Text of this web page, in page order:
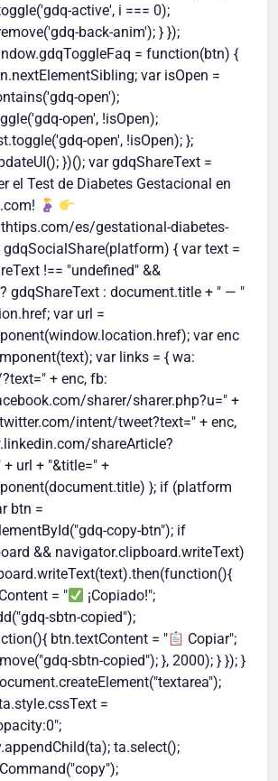
active', i === 0);
back-anim'); } });
= function(btn) {
var isOpen =
open');
open', !isOpen);
open', !isOpen); };
})(); var gdqShareText =
el Test de Diabetes Gestacional en
es/gestational-diabetes-
{ var text =
!== "undefined" &&
gdqShareText : document.title + " — "
var url =
var enc
var links = { wa:
+ enc, fb:
sharer/sharer.php?u=" +
intent/tweet?text=" + enc,
shareArticle?
url + "&title=" +
}; if (platform
btn =
copy-btn"); if
&& navigator.clipboard.writeText)
= "
¡Copiado!";
sbtn-copied");
btn.textContent = "
Copiar";
sbtn-copied"); }, 2000); } }); }
=
ta.select();